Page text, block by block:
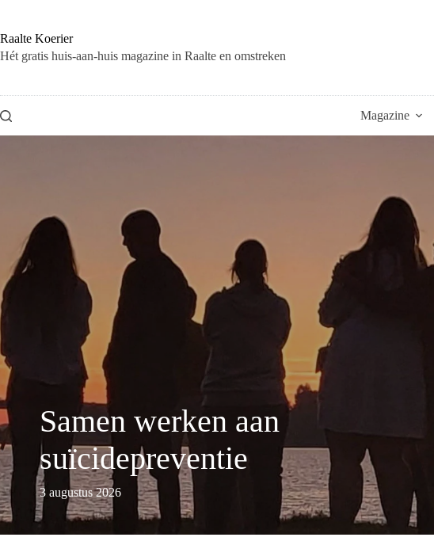
Raalte Koerier
Hét gratis huis-aan-huis magazine in Raalte en omstreken
Magazine
Samen werken aan
suïcidepreventie
3 augustus 2026